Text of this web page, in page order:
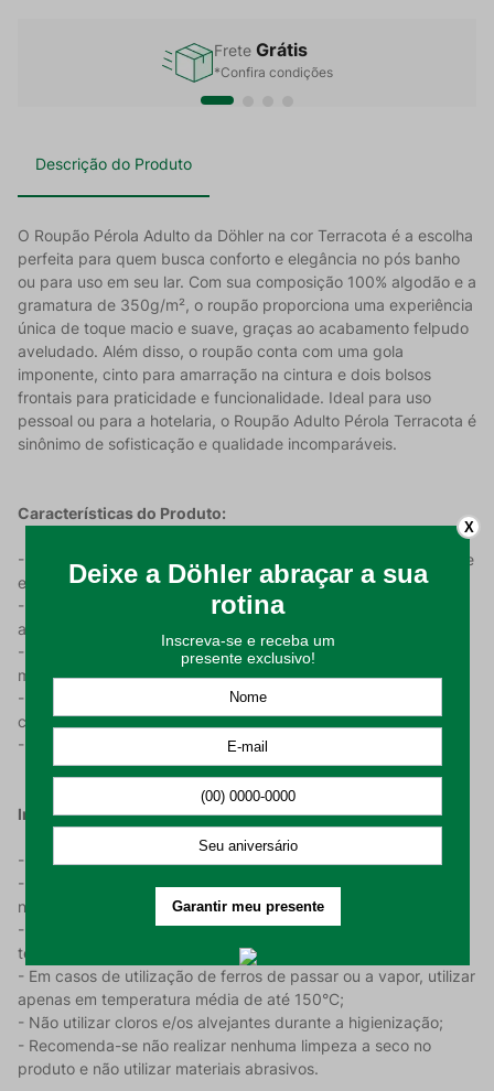
Frete Grátis
*Confira condições
Descrição do Produto
O Roupão Pérola Adulto da Döhler na cor Terracota é a escolha
perfeita para quem busca conforto e elegância no pós banho
ou para uso em seu lar. Com sua composição 100% algodão e a
gramatura de 350g/m², o roupão proporciona uma experiência
única de toque macio e suave, graças ao acabamento felpudo
aveludado. Além disso, o roupão conta com uma gola
imponente, cinto para amarração na cintura e dois bolsos
frontais para praticidade e funcionalidade. Ideal para uso
pessoal ou para a hotelaria, o Roupão Adulto Pérola Terracota é
sinônimo de sofisticação e qualidade incomparáveis.
Características do Produto:
- Com uma gramatura de 350 g/m² que garante a durabilidade
e a resistência necessária;
- Desenvolvido em 100% algodão em um tecido felpudo e
aveludado para um toque mais macio;
- Produto disponível nos tamanhos: P, M, G e GG (Tabela de
medidas nas imagens do produto);
- Roupão com manga e composto por dois bolsos para maior
comodidade;
- Na cor Terracota e com um lindo design slim.
Instruções de Uso:
- Realizar a higienização do produto antes de utilizar;
- Higienizar o produtop em temperaturas máximas de 60º C e
na função delicada da sua máquina;
- Permitido em secagem em máquinas desde que a
temperatura máxima seja de 60°C;
- Em casos de utilização de ferros de passar ou a vapor, utilizar
apenas em temperatura média de até 150°C;
- Não utilizar cloros e/os alvejantes durante a higienização;
- Recomenda-se não realizar nenhuma limpeza a seco no
produto e não utilizar materiais abrasivos.
X